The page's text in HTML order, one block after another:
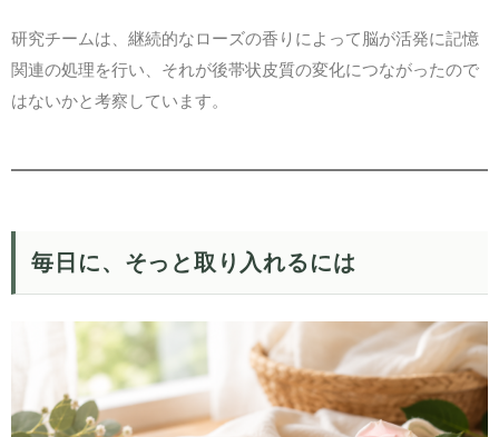
研究チームは、継続的なローズの香りによって脳が活発に記憶
関連の処理を行い、それが後帯状皮質の変化につながったので
はないかと考察しています。
毎日に、そっと取り入れるには